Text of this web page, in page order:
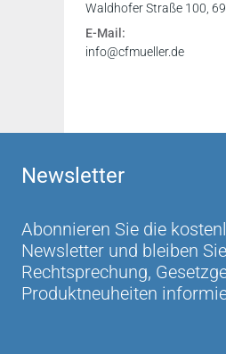
Waldhofer Straße 100,
E-Mail:
info@cfmueller.de
Newsletter
Abonnieren Sie die
Newsletter und bleiben
Rechtsprechung,
Produktneuheiten